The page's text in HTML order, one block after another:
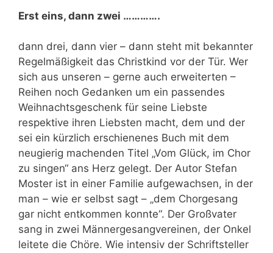
Erst eins, dann zwei ………….
dann drei, dann vier – dann steht mit bekannter
Regelmäßigkeit das Christkind vor der Tür. Wer
sich aus unseren – gerne auch erweiterten –
Reihen noch Gedanken um ein passendes
Weihnachtsgeschenk für seine Liebste
respektive ihren Liebsten macht, dem und der
sei ein kürzlich erschienenes Buch mit dem
neugierig machenden Titel „Vom Glück, im Chor
zu singen“ ans Herz gelegt. Der Autor Stefan
Moster ist in einer Familie aufgewachsen, in der
man – wie er selbst sagt – „dem Chorgesang
gar nicht entkommen konnte“. Der Großvater
sang in zwei Männergesangvereinen, der Onkel
leitete die Chöre. Wie intensiv der Schriftsteller